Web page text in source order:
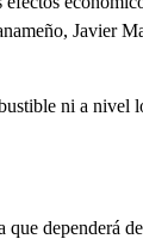
Javier
ni a nivel
dependerá